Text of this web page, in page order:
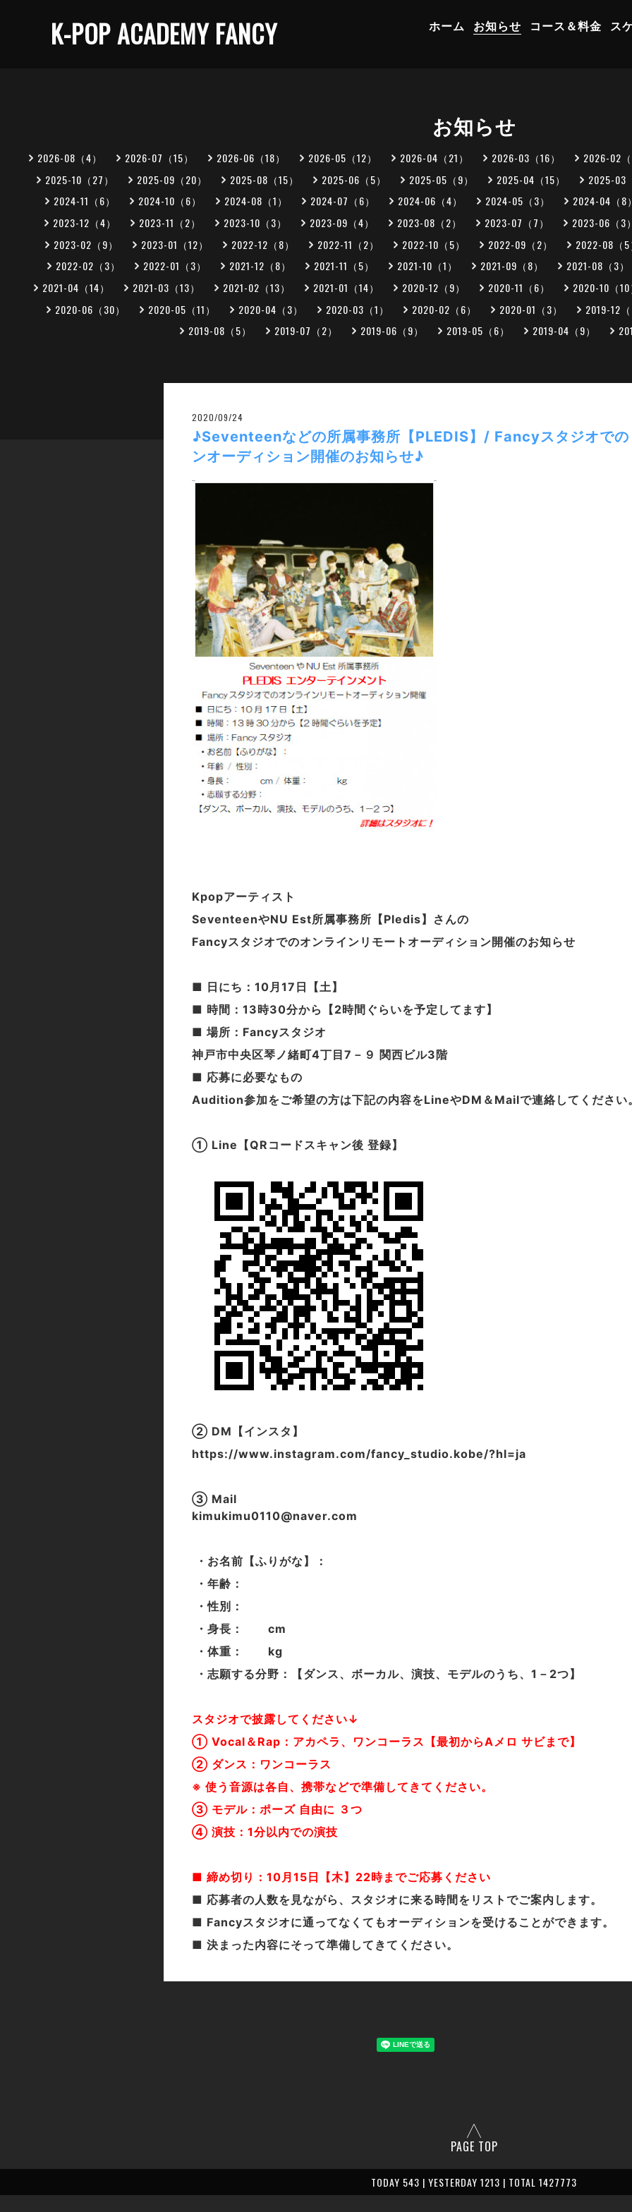
K-POP ACADEMY FANCY ホーム お知らせ コース＆料金 ス
お知らせ
2026-08（4） 2026-07（15） 2026-06（18） 2026-05（12） 2026-04（21） 2026-03（16）
2026-02
2025-10（27）
2025-09（20） 2025-08（15） 2025-06（5） 2025-05（9） 2025-04（15）
2025-03
2024-11（6）
2024-10（6） 2024-08（1） 2024-07（6） 2024-06（4） 2024-05（3）
2024-04（8
2023-12（4）
2023-11（2） 2023-10（3） 2023-09（4） 2023-08（2） 2023-07（7）
2023-06（3
2023-02（9）
2023-01（12） 2022-12（8） 2022-11（2） 2022-10（5） 2022-09（2）
2022-08（
2022-02（3）
2022-01（3） 2021-12（8） 2021-11（5） 2021-10（1） 2021-09（8）
2021-08（3）
2021-04（14）
2021-03（13） 2021-02（13） 2021-01（14） 2020-12（9） 2020-11（6）
2020-10（
2020-06（30）
2020-05（11） 2020-04（3） 2020-03（1） 2020-02（6） 2020-01（3）
2019-12
2019-08（5）
2019-07（2） 2019-06（9） 2019-05（6） 2019-04（9）
2020/09/24
♪Seventeenなどの所属事務所【PLEDIS】/ Fancyスタジオでの
ンオーディション開催のお知らせ♪
Kpopアーティスト
SeventeenやNU Est所属事務所【Pledis】さんの
Fancyスタジオでのオンラインリモートオーディション開催のお知らせ
■ 日にち：10月17日【土】
■ 時間：13時30分から【2時間ぐらいを予定してます】
■ 場所：Fancyスタジオ
神戸市中央区琴ノ緒町4丁目7－９ 関西ビル3階
■ 応募に必要なもの
Audition参加をご希望の方は下記の内容をLineやDM＆Mailで連絡してください
① Line【QRコードスキャン後 登録】
② DM【インスタ】
https://www.instagram.com/fancy_studio.kobe/?hl=ja
③ Mail
kimukimu0110@naver.com
・お名前【ふりがな】：
・年齢：
・性別：
・身長： cm
・体重： kg
・志願する分野：
【ダンス、ボーカル、演技、モデルのうち、1－2つ】
スタジオで披露してください↓
① Vocal＆Rap：アカペラ、ワンコーラス【最初からAメロ サビまで】
② ダンス：ワンコーラス
※ 使う音源は各自、携帯などで準備してきてください。
③ モデル：ポーズ 自由に ３つ
④ 演技：1分以内での演技
■ 締め切り：10月15日【木】22時までご応募ください
■ 応募者の人数を見ながら、スタジオに来る時間をリストでご案内します。
■ Fancyスタジオに通ってなくてもオーディションを受けることができます。
■ 決まった内容にそって準備してきてください。
PAGE TOP
TODAY 543 | YESTERDAY 1213 | TOTAL 1427773